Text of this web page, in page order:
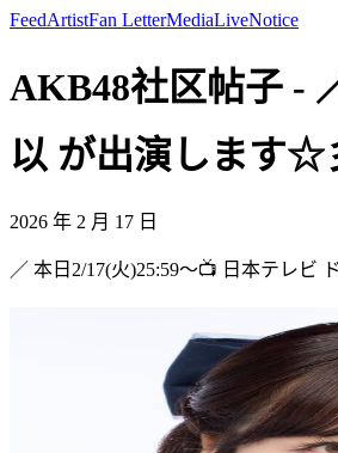
FeedArtistFan LetterMediaLiveNotice
AKB48社区帖子 -
以 が出演します☆
2026 年 2 月 17 日
／ 本日2/17(火)25:59～📺 日本テレ